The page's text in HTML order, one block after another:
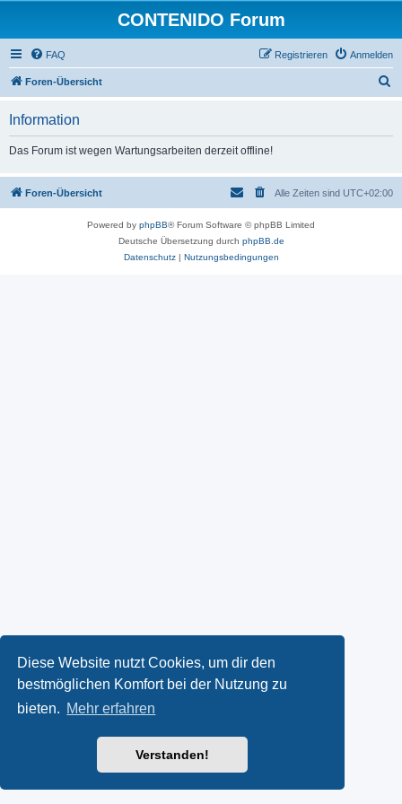
Diese Website nutzt Cookies, um dir den
bestmöglichen Komfort bei der Nutzung zu
bieten. Mehr erfahren
Verstanden!
CONTENIDO Forum
FAQ Anmelden
Registrieren
Foren-Übersicht
Information
Das Forum ist wegen Wartungsarbeiten derzeit offline!
Foren-Übersicht Alle Zeiten sind UTC+02:00
Powered by phpBB® Forum Software © phpBB Limited
Deutsche Übersetzung durch phpBB.de
Datenschutz| Nutzungsbedingungen